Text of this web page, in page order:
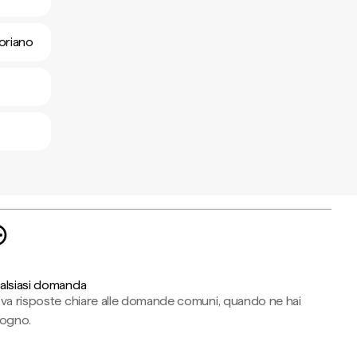
domanda
risposte chiare alle domande comuni, quando ne hai